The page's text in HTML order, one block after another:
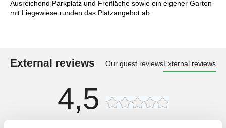
Ausreichend Parkplatz und Freifläche sowie ein eigener Garten
mit Liegewiese runden das Platzangebot ab.
External reviews Our guest reviewsExternal reviews
4,5